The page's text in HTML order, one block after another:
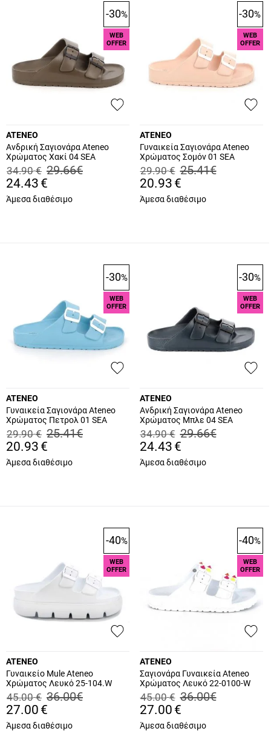
-30%
WEB
OFFER
ATENEO
Ανδρική Σαγιονάρα Ateneo
Χρώματος Χακί 04 SEA
SANDALS.X
34.90 € 29.66€
24.43 €
Άμεσα διαθέσιμο
-30%
WEB
OFFER
ATENEO
Γυναικεία Σαγιονάρα Ateneo
Χρώματος Σομόν 01 SEA
SANDALS.SO
29.90 € 25.41€
20.93 €
Άμεσα διαθέσιμο
-30%
WEB
OFFER
ATENEO
Γυναικεία Σαγιονάρα Ateneo
Χρώματος Πετρολ 01 SEA
SANDALS.PET
29.90 € 25.41€
20.93 €
Άμεσα διαθέσιμο
-30%
WEB
OFFER
ATENEO
Ανδρική Σαγιονάρα Ateneo
Χρώματος Μπλε 04 SEA
SANDALS.N
34.90 € 29.66€
24.43 €
Άμεσα διαθέσιμο
-40%
WEB
OFFER
ATENEO
Γυναικείο Mule Ateneo
Χρώματος Λευκό 25-104.W
45.00 € 36.00€
27.00 €
Άμεσα διαθέσιμο
-40%
WEB
OFFER
ATENEO
Σαγιονάρα Γυναικεία Ateneo
Χρώματος Λευκό 22-0100-W
45.00 € 36.00€
27.00 €
Άμεσα διαθέσιμο